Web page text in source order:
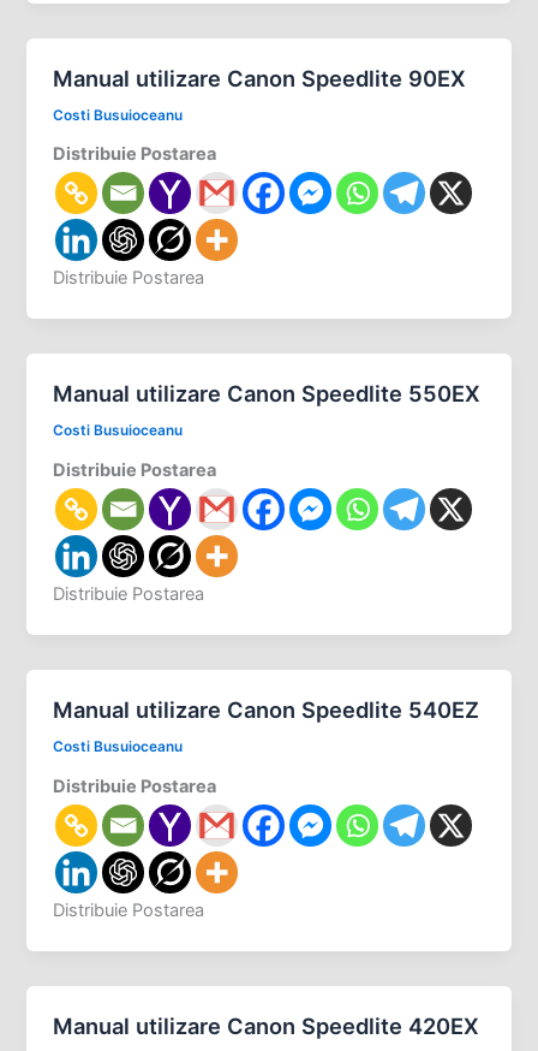
Manual utilizare Canon Speedlite 90EX
Costi Busuioceanu
Distribuie Postarea
Distribuie Postarea
Manual utilizare Canon Speedlite 550EX
Costi Busuioceanu
Distribuie Postarea
Distribuie Postarea
Manual utilizare Canon Speedlite 540EZ
Costi Busuioceanu
Distribuie Postarea
Distribuie Postarea
Manual utilizare Canon Speedlite 420EX